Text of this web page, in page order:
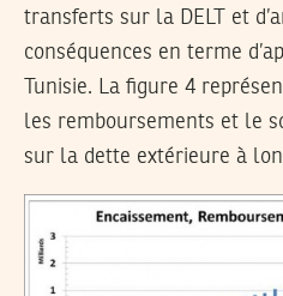
transferts sur la DELT et
conséquences en terme
Tunisie. La figure 4
les remboursements et le
sur la dette extérieure à